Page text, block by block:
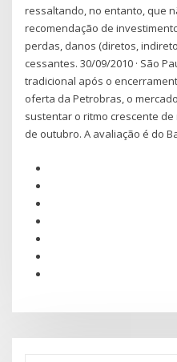
ressaltando, no entanto, que
recomendação de
perdas, danos (diretos,
cessantes. 30/09/2010 · São
tradicional após o
oferta da Petrobras, o
sustentar o ritmo crescente
de outubro. A avaliação é do